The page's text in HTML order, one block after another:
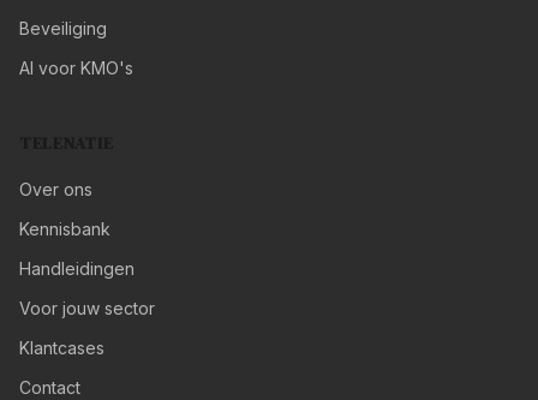
Beveiliging
AI voor KMO's
Over ons
Kennisbank
Handleidingen
Voor jouw sector
Klantcases
Contact